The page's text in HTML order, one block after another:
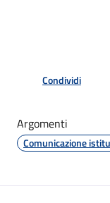
Condividi
Argomenti
Comunicazione